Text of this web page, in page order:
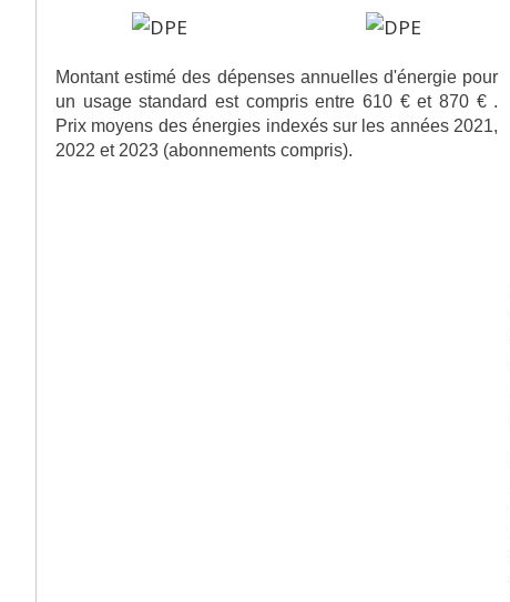
Montant estimé des dépenses annuelles d'énergie pour
un usage standard est compris entre 610 € et 870 € .
Prix moyens des énergies indexés sur les années 2021,
2022 et 2023 (abonnements compris).